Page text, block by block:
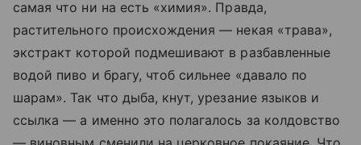
самая что ни на есть «химия». Правда,
растительного происхождения — некая «трава»,
экстракт которой подмешивают в разбавленные
водой пиво и брагу, чтоб сильнее «давало по
шарам». Так что дыба, кнут, урезание языков и
ссылка — а именно это полагалось за колдовство